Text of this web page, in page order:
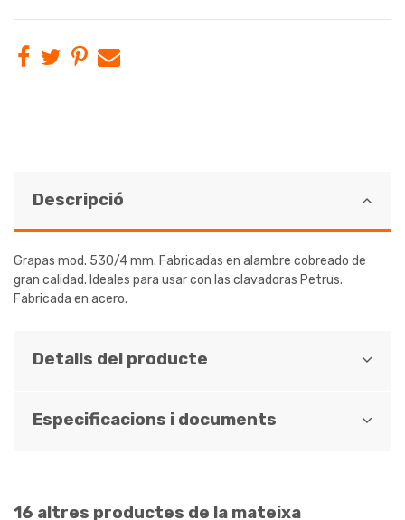
Descripció
Grapas mod. 530/4 mm. Fabricadas en alambre cobreado de
gran calidad. Ideales para usar con las clavadoras Petrus.
Fabricada en acero.
Detalls del producte
Especificacions i documents
16 altres productes de la mateixa